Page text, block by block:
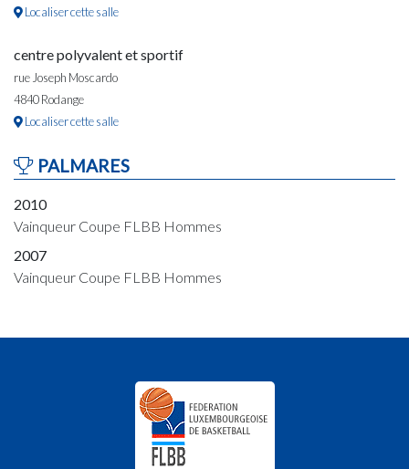
Localiser cette salle
centre polyvalent et sportif
rue Joseph Moscardo
4840 Rodange
Localiser cette salle
PALMARES
2010
Vainqueur Coupe FLBB Hommes
2007
Vainqueur Coupe FLBB Hommes